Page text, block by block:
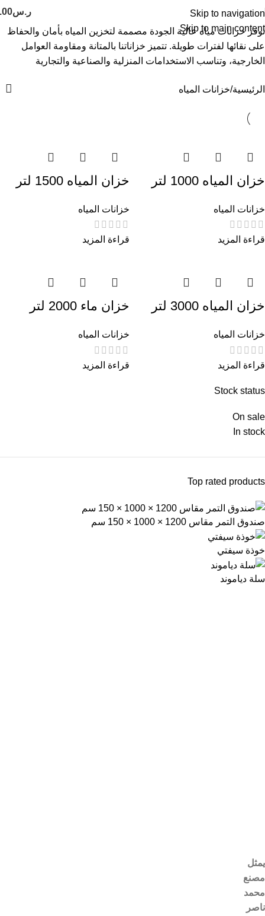
Skip to navigation
Skip to main content
ر.س
Stock status
On sale
In stock
Top rated products
صندوق التمر مقاس 1200 × 1000 × 150 سم
خوذة سيفتي
سلة دياموند
نوفر خزانات مياه عالية الجودة مصممة لتخزين المياه بأمان والحفاظ
على نقائها لفترات طويلة. تتميز خزاناتنا بالمتانة ومقاومة العوامل
الخارجية، وتناسب الاستخدامات المنزلية والصناعية والتجارية
الرئيسية خزانات المياه
خزان المياه 1000 لتر
خزانات المياه
قراءة المزيد
خزان المياه 1500 لتر
خزانات المياه
قراءة المزيد
خزان المياه 3000 لتر
خزانات المياه
قراءة المزيد
خزان ماء 2000 لتر
خزانات المياه
قراءة المزيد
يمثل
مصنع
محمد
ناصر